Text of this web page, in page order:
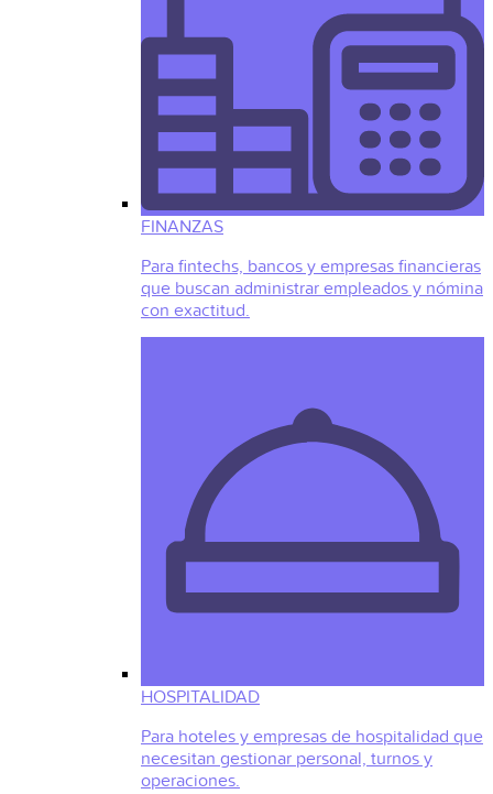
FINANZAS
Para fintechs, bancos y empresas financieras
que buscan administrar empleados y nómina
con exactitud.
HOSPITALIDAD
Para hoteles y empresas de hospitalidad que
necesitan gestionar personal, turnos y
operaciones.